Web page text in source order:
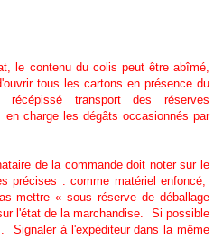
le contenu du colis peut être abîmé,
tous les cartons en présence du
transport des réserves
charge les dégâts occasionnés par
de la commande doit noter sur le
précises : comme matériel enfoncé,
mettre « sous réserve de déballage
l'état de la marchandise. Si possible
Signaler à l'expéditeur dans la même